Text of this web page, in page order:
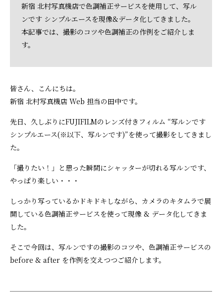
新宿 北村写真機店で色調補正サービスを使用して、写ル
ンです シンプルエースを現像&データ化してきました。
本記事では、撮影のコツや色調補正の作例をご紹介しま
す。
皆さん、こんにちは。
新宿 北村写真機店 Web 担当の田中です。
先日、久しぶりにFUJIFILMのレンズ付きフィルム “写ルンです
シンプルエース(※以下、写ルンです)”を使って撮影をしてきまし
た。
「撮りたい！」と思った瞬間にシャッターが切れる写ルンです、
やっぱり楽しい・・・
しっかり写っているかドキドキしながら、カメラのキタムラで展
開している色調補正サービスを使って現像 & データ化してきま
した。
そこで今回は、写ルンですの撮影のコツや、色調補正サービスの
before & after を作例を交えつつご紹介します。